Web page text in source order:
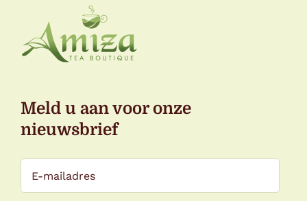
Meld u aan voor onze
nieuwsbrief